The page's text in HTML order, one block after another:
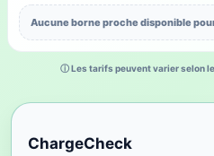
Aucune borne proche disponible
ⓘ Les tarifs peuvent varier selon
ChargeCheck